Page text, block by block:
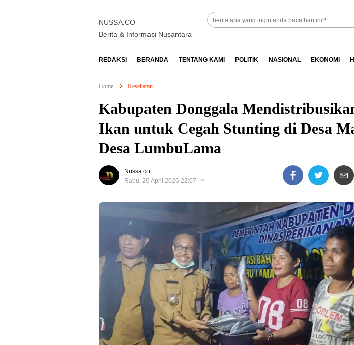
NUSSA.CO
Berita & Informasi Nusantara
REDAKSI BERANDA TENTANG KAMI POLITIK NASIONAL EKONOMI
Home Kesehatan
Kabupaten Donggala
Ikan untuk Cegah Stunting di Desa
Desa LumbuLama
Nussa.co
Rabu, 29 April 2026 22:07